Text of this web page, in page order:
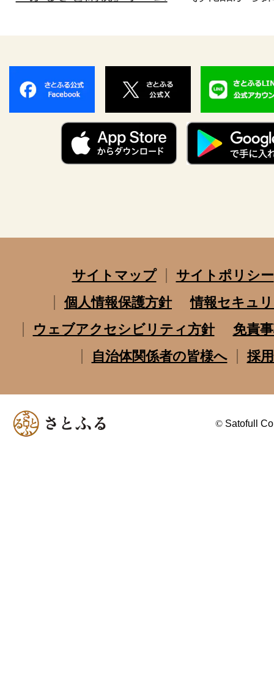
サイトマップ
サイトポリシー
個人情報保護方針
情報セキュ
ウェブアクセシビリティ方針
免責
自治体関係者の皆様へ
採
© Satofull